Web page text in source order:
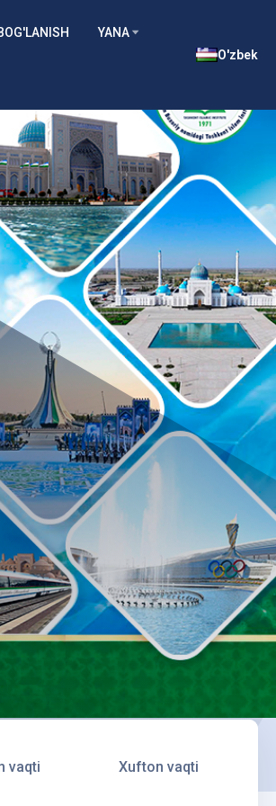
YANA
O'zbek
vaqti Xufton vaqti